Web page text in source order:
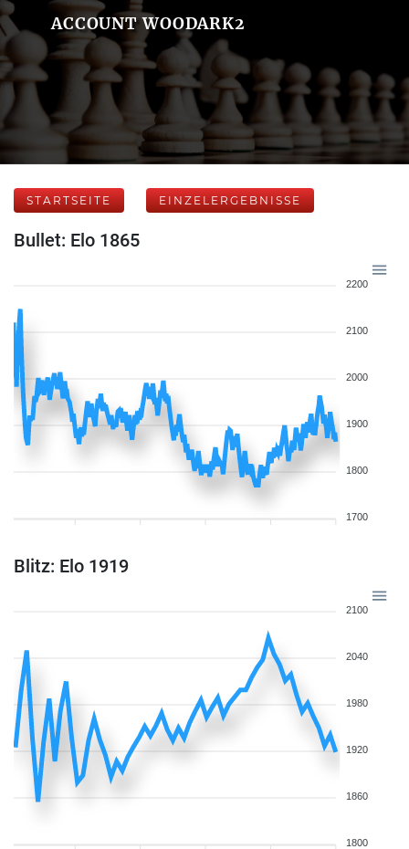
ACCOUNT WOODARK2
STARTSEITE EINZELERGEBNISSE
Bullet: Elo 1865
2200
2100
2000
1900
1800
1700
Blitz: Elo 1919
2100
2040
1980
1920
1860
1800